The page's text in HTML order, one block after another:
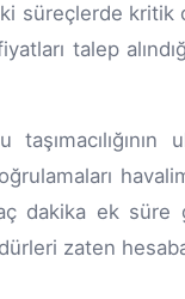
süreçlerde
talep
dakika ek süre
zaten hesaba